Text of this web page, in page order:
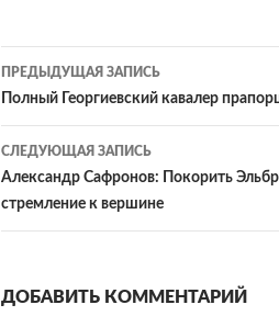
Навигация
по
записям
ПРЕДЫДУЩАЯ ЗАПИСЬ
Полный Георгиевский кавалер
СЛЕДУЮЩАЯ ЗАПИСЬ
Александр Сафронов: Покорить
стремление к вершине
ДОБАВИТЬ КОММЕНТАРИЙ